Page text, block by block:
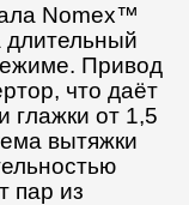
Nomex™
длительный
Привод
что даёт
глажки от 1,5
вытяжки
пар из